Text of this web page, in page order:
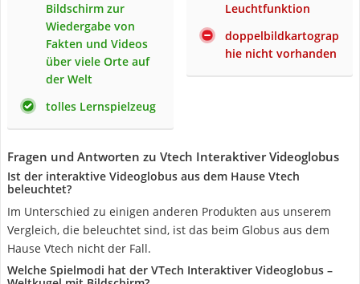
Bildschirm zur
Wiedergabe von
Fakten und Videos
über viele Orte auf
der Welt
tolles Lernspielzeug
Leuchtfunktion
doppelbildkartograp
hie nicht vorhanden
Fragen und Antworten zu Vtech Interaktiver Videoglobus
Ist der interaktive Videoglobus aus dem Hause Vtech
beleuchtet?
Im Unterschied zu einigen anderen Produkten aus unserem
Vergleich, die beleuchtet sind, ist das beim Globus aus dem
Hause Vtech nicht der Fall.
Welche Spielmodi hat der VTech Interaktiver Videoglobus –